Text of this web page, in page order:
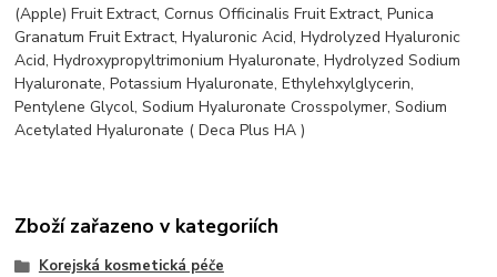
(Apple) Fruit Extract, Cornus Officinalis Fruit Extract, Punica
Granatum Fruit Extract, Hyaluronic Acid, Hydrolyzed Hyaluronic
Acid, Hydroxypropyltrimonium Hyaluronate, Hydrolyzed Sodium
Hyaluronate, Potassium Hyaluronate, Ethylehxylglycerin,
Pentylene Glycol, Sodium Hyaluronate Crosspolymer, Sodium
Acetylated Hyaluronate ( Deca Plus HA )
Zboží zařazeno v kategoriích
Korejská kosmetická péče